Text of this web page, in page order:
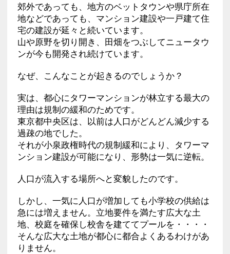
郊外であっても、地方のベットタウンや県庁所在
地などであっても、マンション建設や一戸建て住
宅の建設が延々と続いています。
山や原野を切り開き、田畑をつぶしてニュータウ
ンが今も開発され続けています。
なぜ、こんなことが起きるのでしょうか？
実は、都心にタワーマンションが林立する最大の
理由は規制の緩和のためです。
東京都中央区は、以前は人口がどんどん減少する
過疎の地でした。
それが小泉政権時代の規制緩和により、タワーマ
ンション建設が可能になり、形勢は一気に逆転。
人口が流入する場所へと変貌したのです。
しかし、一気に人口が増加しても小学校の供給は
急には増えません。立地要件を満たす広大な土
地、校庭を確保し校舎を建ててプールを・・・・
そんな広大な土地が都心に都合よくあるわけがあ
りません。